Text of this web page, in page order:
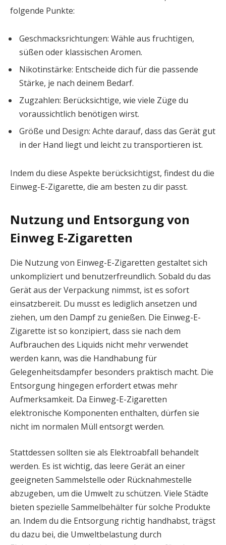
folgende Punkte:
Geschmacksrichtungen: Wähle aus fruchtigen,
süßen oder klassischen Aromen.
Nikotinstärke: Entscheide dich für die passende
Stärke, je nach deinem Bedarf.
Zugzahlen: Berücksichtige, wie viele Züge du
voraussichtlich benötigen wirst.
Größe und Design: Achte darauf, dass das Gerät gut
in der Hand liegt und leicht zu transportieren ist.
Indem du diese Aspekte berücksichtigst, findest du die
Einweg-E-Zigarette, die am besten zu dir passt.
Nutzung und Entsorgung von
Einweg E-Zigaretten
Die Nutzung von Einweg-E-Zigaretten gestaltet sich
unkompliziert und benutzerfreundlich. Sobald du das
Gerät aus der Verpackung nimmst, ist es sofort
einsatzbereit. Du musst es lediglich ansetzen und
ziehen, um den Dampf zu genießen. Die Einweg-E-
Zigarette ist so konzipiert, dass sie nach dem
Aufbrauchen des Liquids nicht mehr verwendet
werden kann, was die Handhabung für
Gelegenheitsdampfer besonders praktisch macht. Die
Entsorgung hingegen erfordert etwas mehr
Aufmerksamkeit. Da Einweg-E-Zigaretten
elektronische Komponenten enthalten, dürfen sie
nicht im normalen Müll entsorgt werden.
Stattdessen sollten sie als Elektroabfall behandelt
werden. Es ist wichtig, das leere Gerät an einer
geeigneten Sammelstelle oder Rücknahmestelle
abzugeben, um die Umwelt zu schützen. Viele Städte
bieten spezielle Sammelbehälter für solche Produkte
an. Indem du die Entsorgung richtig handhabst, trägst
du dazu bei, die Umweltbelastung durch